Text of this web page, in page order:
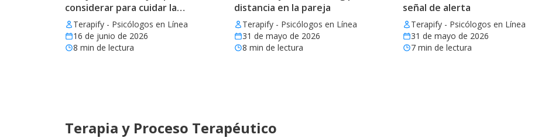
considerar para cuidar la
relación
Terapify - Psicólogos en Línea
16 de junio de 2026
8 min de lectura
distancia en la pareja
Terapify - Psicólogos en Línea
31 de mayo de 2026
8 min de lectura
señal de alerta
Terapify - Psicólogos en Línea
31 de mayo de 2026
7 min de lectura
Terapia y Proceso Terapéutico